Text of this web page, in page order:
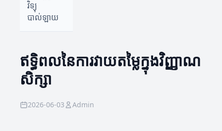
វិទ្យុ
បាល់ឡាយ
ឥទ្ធិពលនៃការវាយតម្លៃក្នុងវិញ្ញាណ
សិក្សា
2026-06-03 Admin